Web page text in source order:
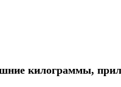
килограммы,